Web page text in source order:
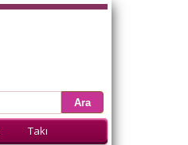
Takı